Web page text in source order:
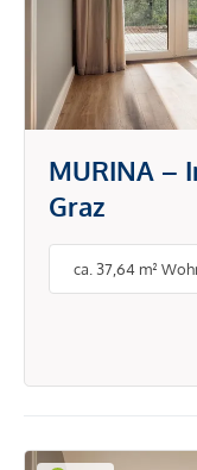
MURINA –
Graz
ca. 37,64 m²